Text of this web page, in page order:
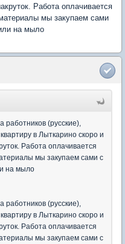
Работа оплачивается
мы закупаем сами
на мыло
(русские),
в Лыткарино скоро и
Работа оплачивается
мы закупаем сами с
на мыло
(русские),
в Лыткарино скоро и
Работа оплачивается
мы закупаем сами с